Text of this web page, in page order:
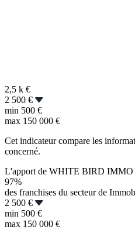
2,5 k €
2 500 €
min 500 €
max 150 000 €
Cet indicateur compare les
concerné.
L'apport de WHITE BIRD IMMO
97%
des franchises du secteur de
2 500 €
min 500 €
max 150 000 €